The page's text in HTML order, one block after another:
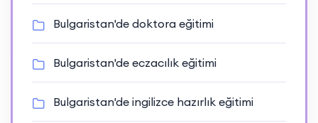
Bulgaristan'de doktora eğitimi
Bulgaristan'de eczacılık eğitimi
Bulgaristan'de ingilizce hazırlık eğitimi